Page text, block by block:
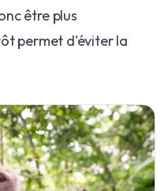
être plus
permet d'éviter la